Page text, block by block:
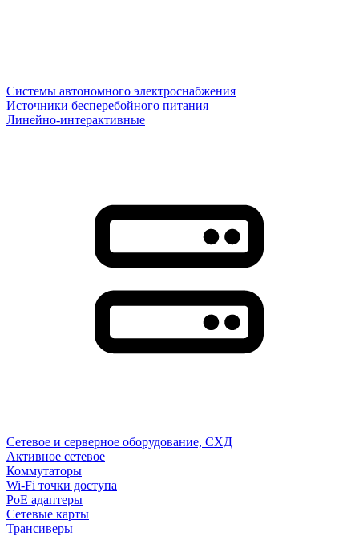
Системы автономного электроснабжения
Источники бесперебойного питания
Линейно-интерактивные
Сетевое и серверное оборудование, СХД
Активное сетевое
Коммутаторы
Wi-Fi точки доступа
PoE адаптеры
Сетевые карты
Трансиверы